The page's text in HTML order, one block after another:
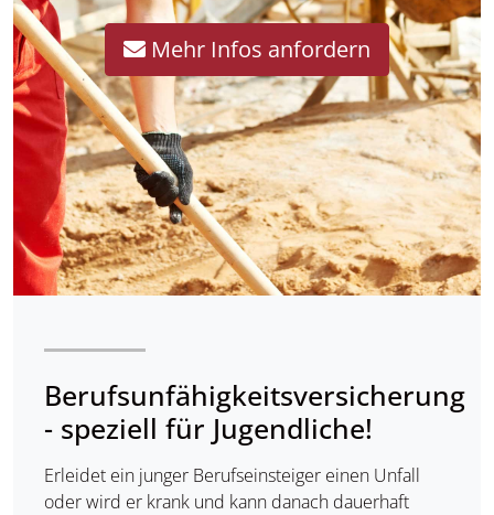
Mehr Infos anfordern
Berufsunfähigkeitsversicherung
- speziell für Jugendliche!
Erleidet ein junger Berufseinsteiger einen Unfall
oder wird er krank und kann danach dauerhaft